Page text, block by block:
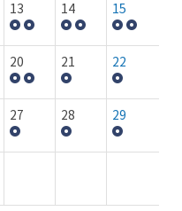
13 14 15
20 21 22
27 28 29